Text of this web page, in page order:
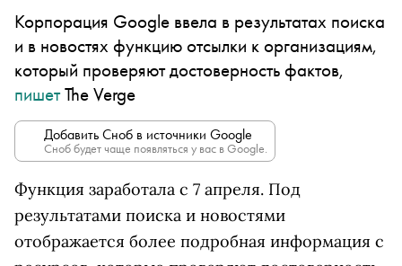
Корпорация Google ввела в результатах поиска
и в новостях функцию отсылки к организациям,
который проверяют достоверность фактов,
пишетThe Verge
Добавить Сноб в источники Google
Сноб будет чаще появляться у вас в Google.
Функция заработала с 7 апреля. Под
результатами поиска и новостями
отображается более подробная информация с